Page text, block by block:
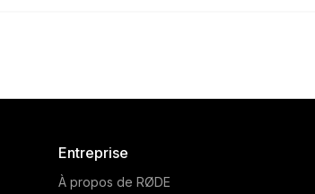
Entreprise
À propos de RØDE